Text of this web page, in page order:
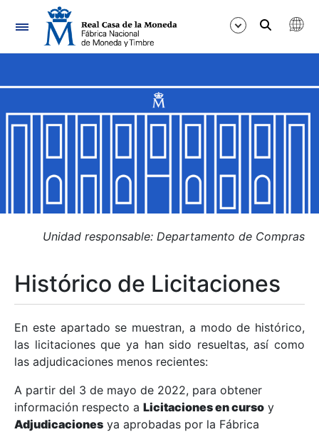
Navegación
Mostrar/Ocultar
Mostrar/Ocultar
Mostrar/Ocultar
Mostrar/Ocultar
Mostrar/Ocultar
Mostrar/Ocultar
Unidad responsable: Departamento de Compras
Histórico de Licitaciones
En este apartado se muestran, a modo de histórico,
las licitaciones que ya han sido resueltas, así como
las adjudicaciones menos recientes:
A partir del 3 de mayo de 2022, para obtener
información respecto a Licitaciones en curso y
Adjudicaciones ya aprobadas por la Fábrica